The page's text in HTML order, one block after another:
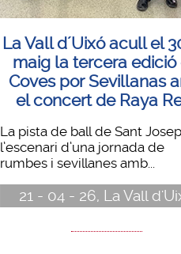
La Vall d´Uixó acull el
maig la tercera edició
Coves por Sevillanas
el concert de Raya
La pista de ball de Sant
l’escenari d’una jornada de
rumbes i sevillanes amb...
21 - 04 - 26, La Vall